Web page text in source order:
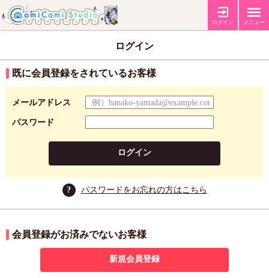
ログイン メニュー
ログイン
既に会員登録をされているお客様
メールアドレス
パスワード
ログイン
? パスワードをお忘れの方はこちら
会員登録がお済みでないお客様
新規会員登録